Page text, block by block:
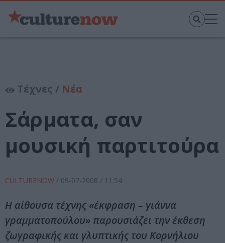
Τέχνες / Νέα
Σάρματα, σαν
μουσική παρτιτούρα
CULTURENOW / 09-07-2008 / 11:54
Η αίθουσα τέχνης «έκφραση – γιάννα
γραμματοπούλου» παρουσιάζει την έκθεση
ζωγραφικής και γλυπτικής του Κορνήλιου